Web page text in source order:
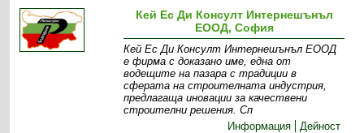
Кей Ес Ди Консулт Интернешънъл
ЕООД, София
Кей Ес Ди Консулт Интернешънъл ЕООД
е фирма с доказано име, една от
водещите на пазара с традиции в
сферата на строителната индустрия,
предлагаща иновации за качествени
строителни решения. Сп
Информация
Дейност